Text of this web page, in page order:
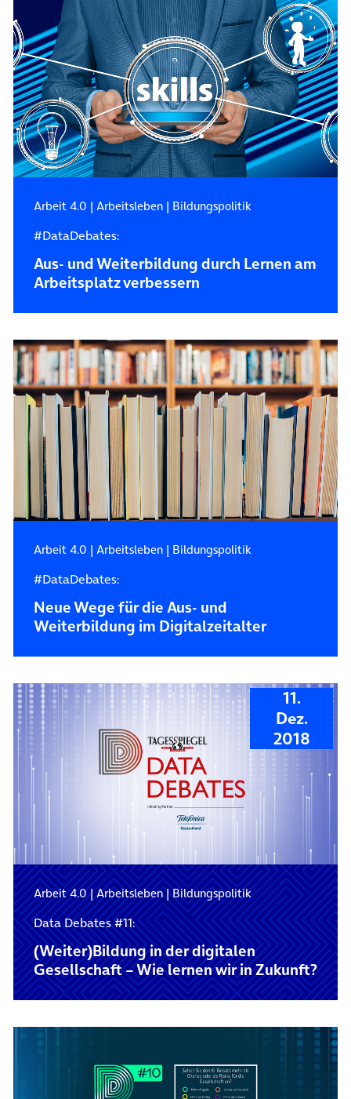
Arbeit 4.0 | Arbeitsleben| Bildungspolitik
#DataDebates:
Aus- und Weiterbildung durch Lernen am
Arbeitsplatz verbessern
Arbeit 4.0 | Arbeitsleben| Bildungspolitik
#DataDebates:
Neue Wege für die Aus- und
Weiterbildung im Digitalzeitalter
11.
Dez.
2018
Arbeit 4.0|Arbeitsleben|Bildungspolitik
Data Debates #11:
(Weiter)Bildung in der digitalen
Gesellschaft – Wie lernen wir in Zukunft?